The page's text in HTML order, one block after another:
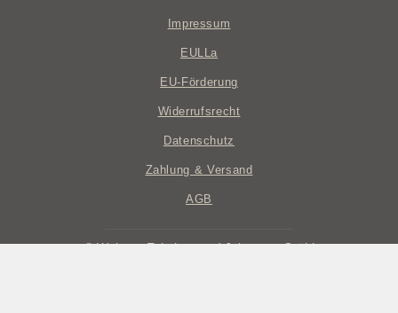
Impressum
EULLa
EU-Förderung
Widerrufsrecht
Datenschutz
Zahlung & Versand
AGB
© Weingut Eckehart und Johannes Gröhl